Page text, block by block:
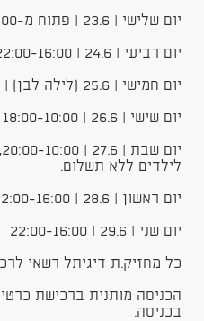
יום שלישי | 23.6 | פתוח מ-21:00
יום רביעי | 24.6 | 22:00-16:00
יום חמישי | 25.6 (לילה לבן) | פתוח עד 23:00
יום שישי | 26.6 | 18:00-10:00
לילדים ללא תשלום.
יום ראשון | 28.6 | 22:00-16:00
יום שני | 29.6 | 22:00-16:00
כל מחזיק.ת דיגיתל רשאי לרכוש עד 2
הכניסה מותנית ברכישת
בכניסה.